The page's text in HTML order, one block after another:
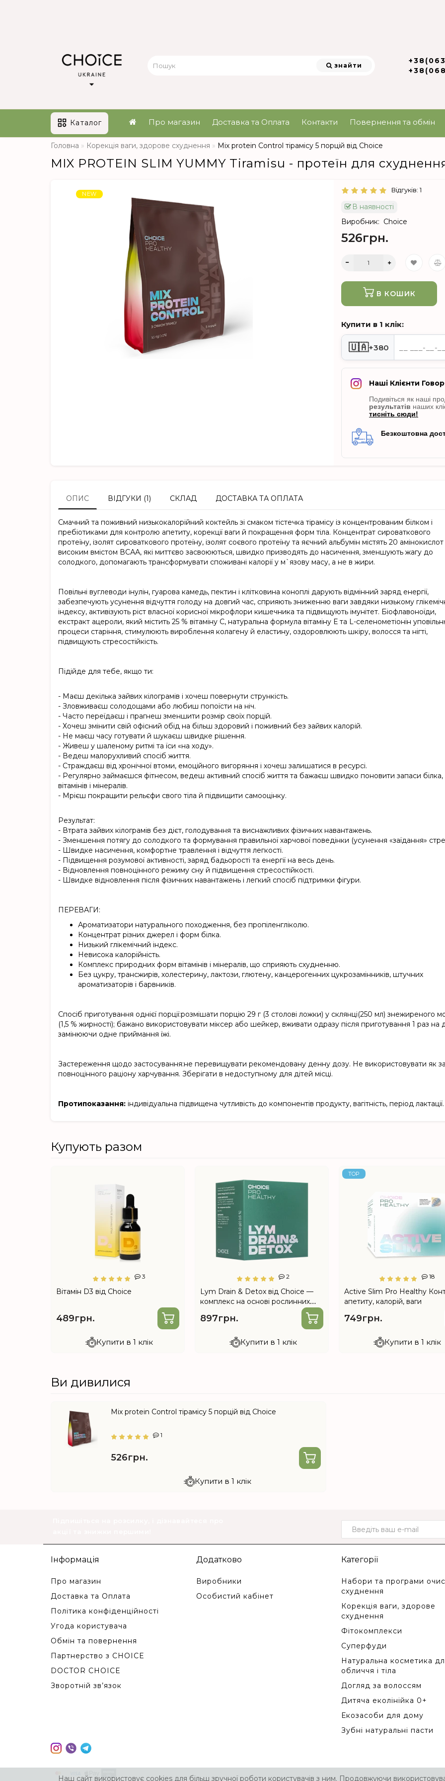
знайти
Каталог Про магазин Доставка та Оплата Контакти Повернення та обмін
Головна Корекція ваги, здорове схуднення Mix protein Control тірамісу 5 порцій від Choice
MIX PROTEIN SLIM YUMMY Tiramisu - протеїн для
NEW Відгуків: 1
В наявності
Виробник: Choice
526грн.
В КОШИК
Купити в 1 клік:
🇺🇦+380
Наші Клієнти
Подивіться як наші
результатів наших
тисніть сюди!
Безкоштовна
ОПИС ВІДГУКИ (1) СКЛАД ДОСТАВКА ТА ОПЛАТА
Смачний та поживний низькокалорійний коктейль зі смаком тістечка тірамісу із концентрованим білком і
пребіотиками для контролю апетиту, корекції ваги й покращення форм тіла. Концентрат сироваткового
протеїну, ізолят сироваткового протеїну, ізолят соєвого протеїну та яєчний альбумін містять 20 амінокислот
високим вмістом ВСАА, які миттєво засвоюються, швидко призводять до насичення, зменшують жагу до
солодкого, допомагають трансформувати споживані калорії у м`язову масу, а не в жири.
Повільні вуглеводи інулін, гуарова камедь, пектин і клітковина коноплі дарують відмінний заряд енергії,
забезпечують усунення відчуття голоду на довгий час, сприяють зниженню ваги завдяки низькому
індексу, активізують ріст власної корисної мікрофлори кишечника та підвищують імунітет. Біофлавоноїди,
екстракт ацероли, який містить 25 % вітаміну С, натуральна формула вітаміну Е та L-селенометіонін
процеси старіння, стимулюють вироблення колагену й еластину, оздоровлюють шкіру, волосся та нігті,
підвищують стресостійкість.
Підійде для тебе, якщо ти:
- Маєш декілька зайвих кілограмів і хочеш повернути стрункість.
- Зловживаєш солодощами або любиш попоїсти на ніч.
- Часто переїдаєш і прагнеш зменшити розмір своїх порцій.
- Хочеш змінити свій офісний обід на більш здоровий і поживний без зайвих калорій.
- Не маєш часу готувати й шукаєш швидке рішення.
- Живеш у шаленому ритмі та їси «на ходу».
- Ведеш малорухливий спосіб життя.
- Страждаєш від хронічної втоми, емоційного вигоряння і хочеш залишатися в ресурсі.
- Регулярно займаєшся фітнесом, ведеш активний спосіб життя та бажаєш швидко поновити запаси білка,
вітамінів і мінералів.
- Мрієш покращити рельєфи свого тіла й підвищити самооцінку.
Результат:
- Втрата зайвих кілограмів без дієт, голодування та виснажливих фізичних навантажень.
- Зменшення потягу до солодкого та формування правильної харчової поведінки (усунення «заїдання»
- Швидке насичення, комфортне травлення і відчуття легкості.
- Підвищення розумової активності, заряд бадьорості та енергії на весь день.
- Відновлення повноцінного режиму сну й підвищення стресостійкості.
- Швидке відновлення після фізичних навантажень і легкий спосіб підтримки фігури.
ПЕРЕВАГИ:
Ароматизатори натурального походження, без пропіленгліколю.
Концентрат різних джерел і форм білка.
Низький глікемічний індекс.
Невисока калорійність.
Комплекс природних форм вітамінів і мінералів, що сприяють схудненню.
Без цукру, трансжирів, холестерину, лактози, глютену, канцерогенних цукрозамінників, штучних
ароматизаторів і барвників.
Спосіб приготування однієї порції:розмішати порцію 29 г (3 столові ложки) у склянці(250 мл) знежиреного
(1,5 % жирності); бажано використовувати міксер або шейкер, вживати одразу після приготування 1 раз на
замінюючи одне приймання їжі.
Застереження щодо застосування:не перевищувати рекомендовану денну дозу. Не використовувати як
повноцінного раціону харчування. Зберігати в недоступному для дітей місці.
Протипоказання: індивідуальна підвищена чутливість до компонентів продукту, вагітність, період лактації.
Купують разом
3
Вітамін D3 від Choice
489грн.
Купити в 1 клік
2
Lym Drain & Detox від Choice —
комплекс на основі рослинних
897грн.
Купити в 1 клік
TOP
18
Active Slim Pro Healthy
апетиту, калорій, ваги
749грн.
Купити в 1 клік
Ви дивилися
Mix protein Control тірамісу 5 порцій від Choice
1
526грн.
Купити в 1 клік
Інформація
Про магазин
Доставка та Оплата
Політика конфіденційності
Угода користувача
Обмін та повернення
Партнерство з CHOICE
DOCTOR CHOICE
Зворотній зв’язок
Додатково
Виробники
Особистий кабінет
Категорії
Набори та програми
схуднення
Корекція ваги, здорове
схуднення
Фітокомплекси
Суперфуди
Натуральна косметика
обличчя і тіла
Догляд за волоссям
Дитяча еколінійка 0+
Екозасоби для дому
Зубні натуральні пасти
Наш сайт використовує cookies для більш зручної роботи користувачів з ним. Продовжуючи